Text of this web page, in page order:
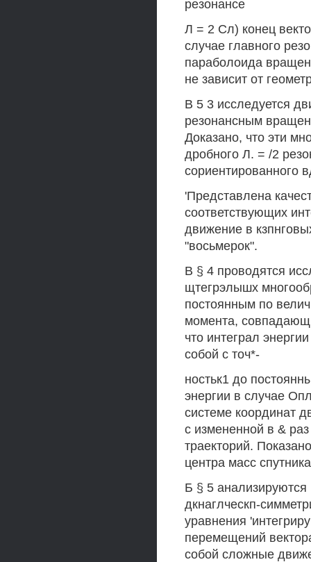
резонансе
Л = 2 Сл) конец
случае главного
параболоида
не зависит от
В 5 3 исследуется
резонансным
Доказано, что эти
дробного Л. = /2
сориентированного
'Представлена
соответствующих
движение в
"восьмерок".
В § 4 проводятся
щтегрэлышх
постоянным по
момента,
что интеграл
собой с точ*-
ностьк1 до
энергии в случае
системе координат
с измененной в &
траекторий.
центра масс
Б § 5
дкнаглческп-
уравнения
перемещений
собой сложные